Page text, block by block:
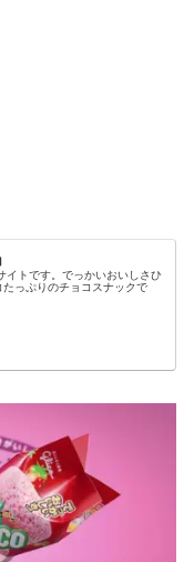
イトです。でっかいおいしさひ
っぷりのチョコスナックで